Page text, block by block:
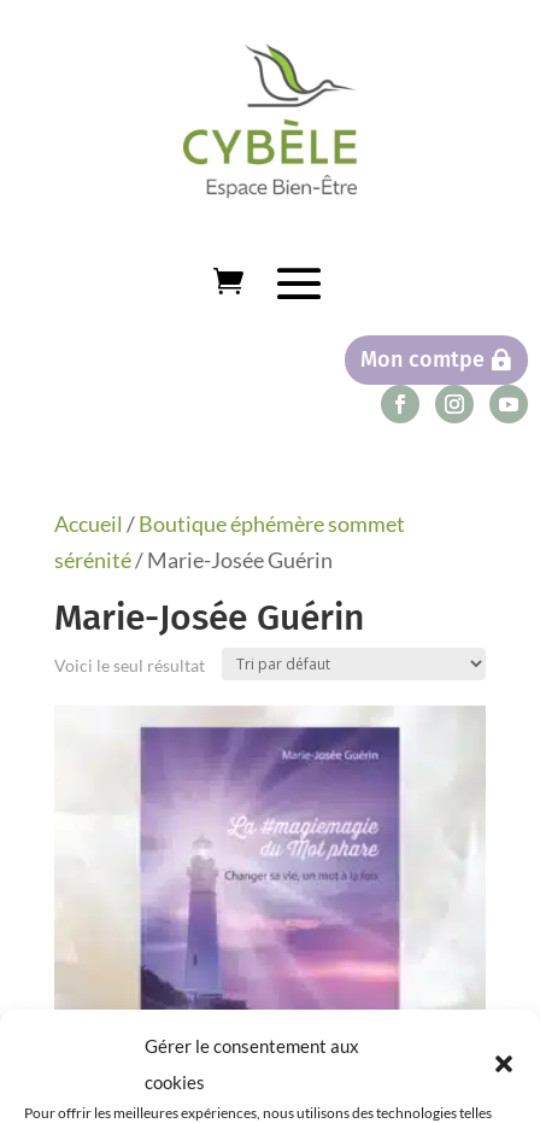
Gérer le consentement aux
cookies
Pour offrir les meilleures expériences, nous utilisons des technologies telles
Mon comtpe
Accueil /Boutique éphémère sommet
sérénité/ Marie-Josée Guérin
Marie-Josée Guérin
Voici le seul résultat